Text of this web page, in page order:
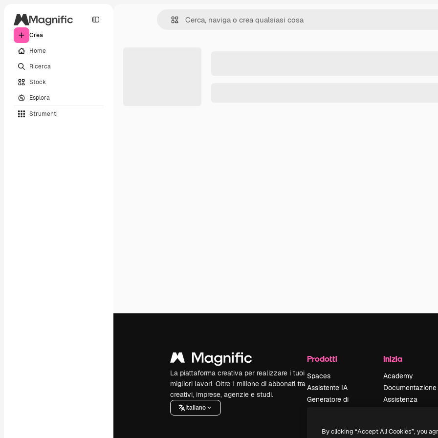
Crea
Home
Ricerca
Stock
Esplora
Strumenti
La piattaforma creativa per realizzare i tuoi
migliori lavori. Oltre 1 milione di abbonati tra
creativi, imprese, agenzie e studi.
Italiano
Prodotti
Spaces
Assistente IA
Generatore di
Inizia
Academy
Documentazione
Assistenza
Politica sulla
By clicking “Accept All Cookies”, you